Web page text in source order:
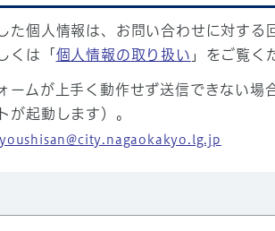
た個人情報は、お問い合わせに対す
くは「 個人情報の取り扱い 」をご覧く
ームが上手く動作せず送信できない場
が起動します）。